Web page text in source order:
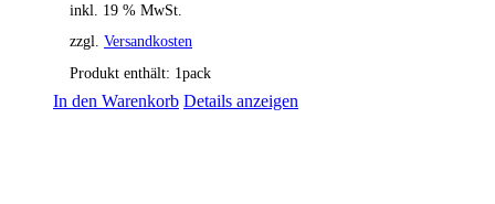
inkl. 19 % MwSt.
zzgl. Versandkosten
Produkt enthält: 1pack
In den Warenkorb Details anzeigen